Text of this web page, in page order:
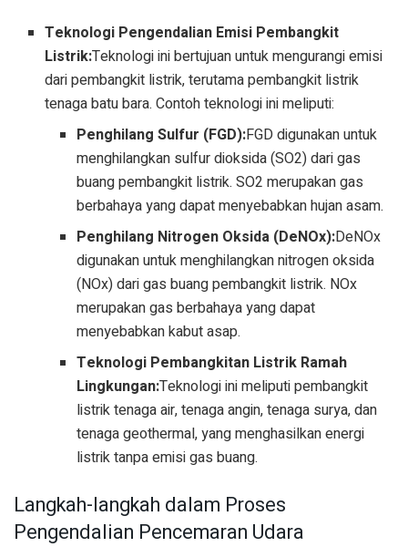
Teknologi Pengendalian Emisi Pembangkit
Listrik:Teknologi ini bertujuan untuk mengurangi emisi
dari pembangkit listrik, terutama pembangkit listrik
tenaga batu bara. Contoh teknologi ini meliputi:
Penghilang Sulfur (FGD):FGD digunakan untuk
menghilangkan sulfur dioksida (SO2) dari gas
buang pembangkit listrik. SO2 merupakan gas
berbahaya yang dapat menyebabkan hujan asam.
Penghilang Nitrogen Oksida (DeNOx):DeNOx
digunakan untuk menghilangkan nitrogen oksida
(NOx) dari gas buang pembangkit listrik. NOx
merupakan gas berbahaya yang dapat
menyebabkan kabut asap.
Teknologi Pembangkitan Listrik Ramah
Lingkungan:Teknologi ini meliputi pembangkit
listrik tenaga air, tenaga angin, tenaga surya, dan
tenaga geothermal, yang menghasilkan energi
listrik tanpa emisi gas buang.
Langkah-langkah dalam Proses
Pengendalian Pencemaran Udara